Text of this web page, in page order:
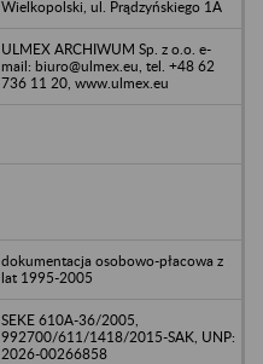
Wielkopolski, ul. Prądzyńskiego 1A
ULMEX ARCHIWUM Sp. z o.o. e-
mail: biuro@ulmex.eu, tel. +48 62
736 11 20, www.ulmex.eu
dokumentacja osobowo-płacowa z
lat 1995-2005
SEKE 610A-36/2005,
992700/611/1418/2015-SAK, UNP:
2026-00266858